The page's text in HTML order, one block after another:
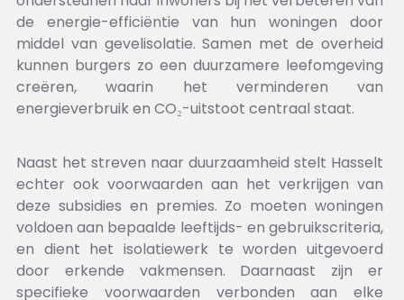
de energie-efficiëntie van hun woningen door
middel van gevelisolatie. Samen met de overheid
kunnen burgers zo een duurzamere leefomgeving
creëren, waarin het verminderen van
energieverbruik en CO₂-uitstoot centraal staat.
Naast het streven naar duurzaamheid stelt Hasselt
echter ook voorwaarden aan het verkrijgen van
deze subsidies en premies. Zo moeten woningen
voldoen aan bepaalde leeftijds- en gebruikscriteria,
en dient het isolatiewerk te worden uitgevoerd
door erkende vakmensen. Daarnaast zijn er
specifieke voorwaarden verbonden aan elke